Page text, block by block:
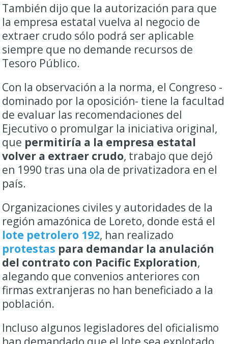
También dijo que la autorización para que
la empresa estatal vuelva al negocio de
extraer crudo sólo podrá ser aplicable
siempre que no demande recursos de
Tesoro Público.
Con la observación a la norma, el Congreso -
dominado por la oposición- tiene la facultad
de evaluar las recomendaciones del
Ejecutivo o promulgar la iniciativa original,
que permitiría a la empresa estatal
volver a extraer crudo, trabajo que dejó
en 1990 tras una ola de privatizadora en el
país.
Organizaciones civiles y autoridades de la
región amazónica de Loreto, donde está el
lote petrolero 192, han realizado
protestas para demandar la anulación
del contrato con Pacific Exploration,
alegando que convenios anteriores con
firmas extranjeras no han beneficiado a la
población.
Incluso algunos legisladores del oficialismo